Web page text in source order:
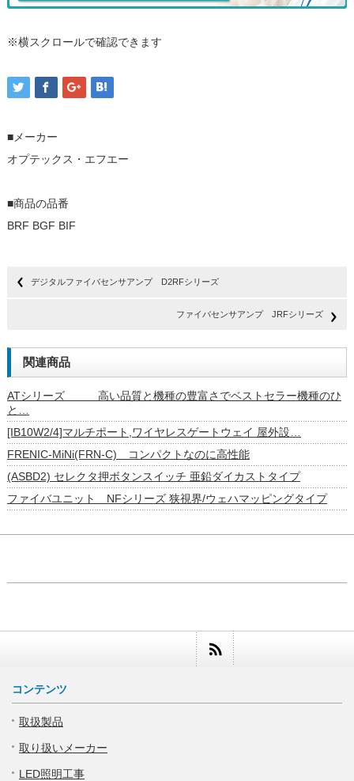
※横スクロールで確認できます
■メーカー
オプテックス・エフエー
■商品の品番
BRF BGF BIF
デジタルファイバセンサアンプ D2RFシリーズ
ファイバセンサアンプ JRFシリーズ
関連商品
ATシリーズ 高い品質と機種の豊富さでベストセラー機種のひ
と…
[IB10W2/4]マルチポート,ワイヤレスゲートウェイ 屋外設…
FRENIC-MiNi(FRN-C) コンパクトなのに高性能
(ASBD2) セレクタ押ボタンスイッチ 亜鉛ダイカストタイプ
ファイバユニット NFシリーズ 狭視界/ウェハマッピングタイプ
コンテンツ
取扱製品
取り扱いメーカー
LED照明工事